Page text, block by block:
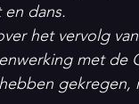
dans.
het vervolg van
met de